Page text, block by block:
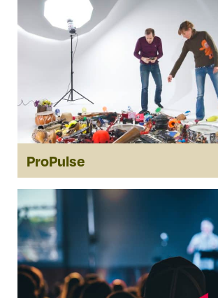
ProPulse